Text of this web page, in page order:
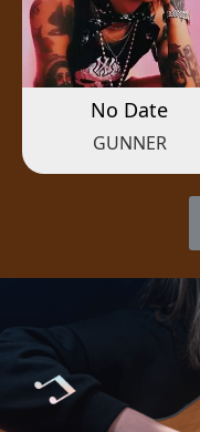
No Date
GUNNER